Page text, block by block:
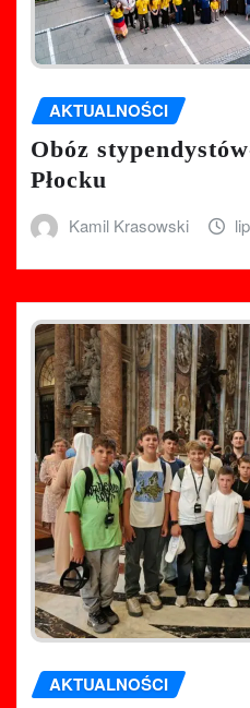
AKTUALNOŚCI
Obóz
Płocku
Kamil Krasowski
AKTUALNOŚCI